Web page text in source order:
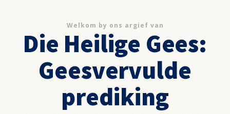
Welkom by ons argief van
Die Heilige Gees:
Geesvervulde
prediking